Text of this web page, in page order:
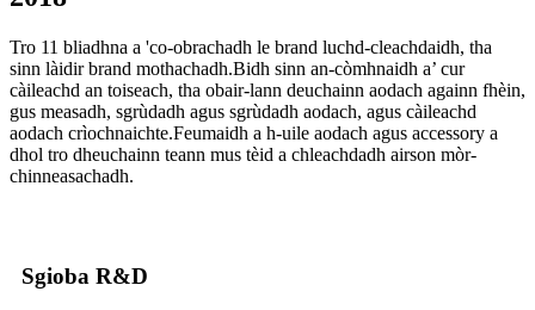
Tro 11 bliadhna a 'co-obrachadh le brand luchd-cleachdaidh, tha
sinn làidir brand mothachadh.Bidh sinn an-còmhnaidh a’ cur
càileachd an toiseach, tha obair-lann deuchainn aodach againn fhèin,
gus measadh, sgrùdadh agus sgrùdadh aodach, agus càileachd
aodach crìochnaichte.Feumaidh a h-uile aodach agus accessory a
dhol tro dheuchainn teann mus tèid a chleachdadh airson mòr-
chinneasachadh.
Sgioba R&D